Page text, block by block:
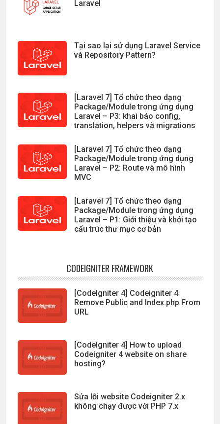
Laravel
Tại sao lại sử dụng Laravel Service
và Repository Pattern?
[Laravel 7] Tổ chức theo dạng
Package/Module trong ứng dụng
Laravel – P3: khai báo config,
translation, helpers và migrations
[Laravel 7] Tổ chức theo dạng
Package/Module trong ứng dụng
Laravel – P2: Route và mô hình
MVC
[Laravel 7] Tổ chức theo dạng
Package/Module trong ứng dụng
Laravel – P1: Giới thiệu và khởi tạo
cấu trúc thư mục cơ bản
CODEIGNITER FRAMEWORK
[CodeIgniter 4] Codeigniter 4
Remove Public and Index.php From
URL
[CodeIgniter 4] How to upload
Codeigniter 4 website on share
hosting?
Sửa lỗi website Codeigniter 2.x
không chạy được với PHP 7.x